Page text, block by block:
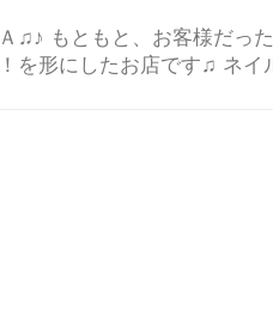
♫♪ もともと、お客様だっ
を形にしたお店です♫ ネ